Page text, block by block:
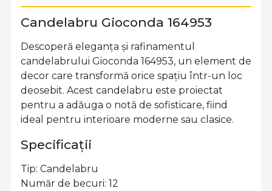
Candelabru Gioconda 164953
Descoperă eleganța și rafinamentul
candelabrului Gioconda 164953, un element de
decor care transformă orice spațiu într-un loc
deosebit. Acest candelabru este proiectat
pentru a adăuga o notă de sofisticare, fiind
ideal pentru interioare moderne sau clasice.
Specificații
Tip: Candelabru
Număr de becuri: 12